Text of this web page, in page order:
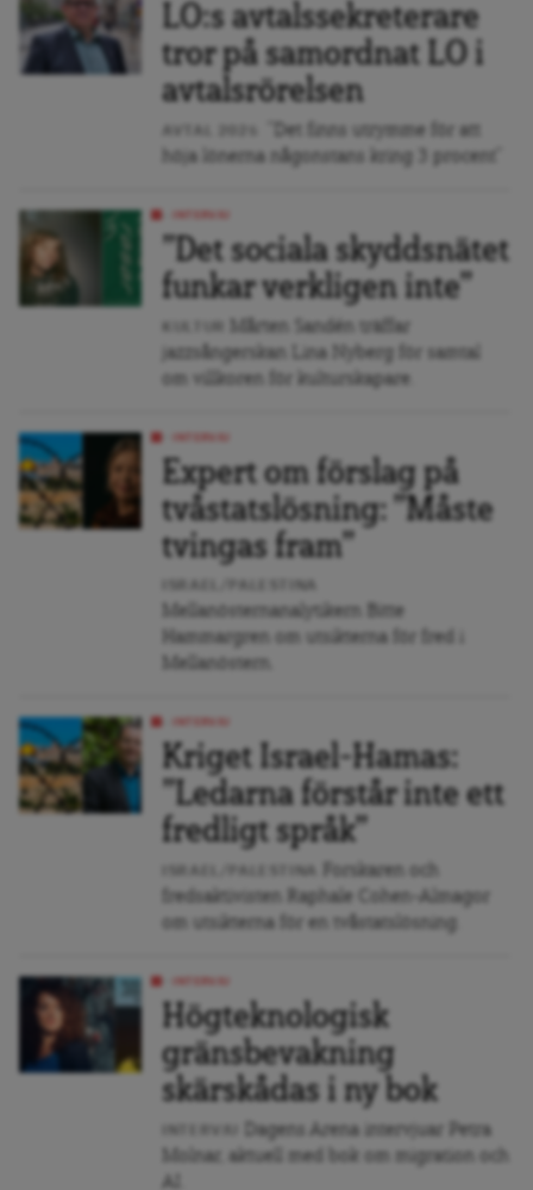
LO:s avtalssekreterare
tror på samordnat LO i
avtalsrörelsen
”Det finns utrymme för att
höja lönerna någonstans kring 3 procent”
”Det sociala skyddsnätet
funkar verkligen inte”
Mårten Sandén träffar
jazzsångerskan Lina Nyberg för samtal
om villkoren för kulturskapare.
Expert om förslag på
tvåstatslösning: ”Måste
tvingas fram”
Mellanösternanalytikern Bitte
Hammargren om utsikterna för fred i
Mellanöstern.
Kriget Israel-Hamas:
”Ledarna förstår inte ett
fredligt språk”
Forskaren och
fredsaktivisten Raphale Cohen-Almagor
om utsikterna för en tvåstatslösning.
Högteknologisk
gränsbevakning
skärskådas i ny bok
Dagens Arena intervjuar Petra
Molnar, aktuell med bok om migration och